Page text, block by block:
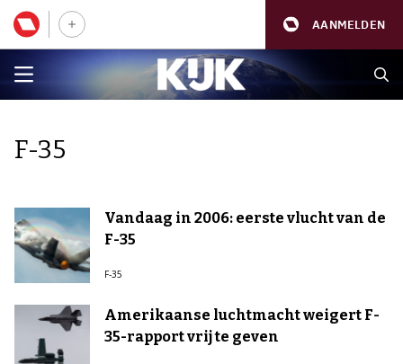
AANMELDEN
F-35
Vandaag in 2006: eerste vlucht van de
F-35
F-35
Amerikaanse luchtmacht weigert F-
35-rapport vrij te geven